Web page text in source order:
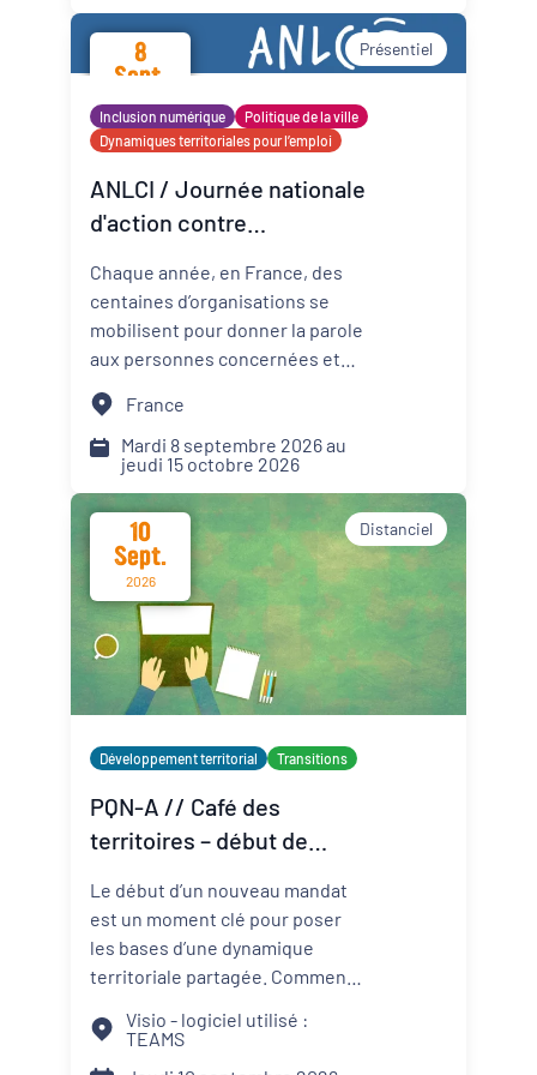
promotion de la santé mentale
dans les Cités éducatives de
8
Sept.
Présentiel
Inclusion numérique
Politique de la ville
Dynamiques territoriales pour l’emploi
ANLCI / Journée nationale
d'action contre
Chaque année, en France, des
centaines d’organisations se
mobilisent pour donner la parole
aux personnes concernées et
sur les solutions locales.
France
Mardi 8 septembre 2026 au
jeudi 15 octobre 2026
10
Sept.
2026
Distanciel
Développement territorial Transitions
PQN-A // Café des
territoires – début de
technicien au service du
projet de territoire
Le début d’un nouveau mandat
est un moment clé pour poser
les bases d’une dynamique
territoriale partagée. Comment
confiance entre élus et
techniciens ? Comment articuler
Visio - logiciel utilisé :
TEAMS